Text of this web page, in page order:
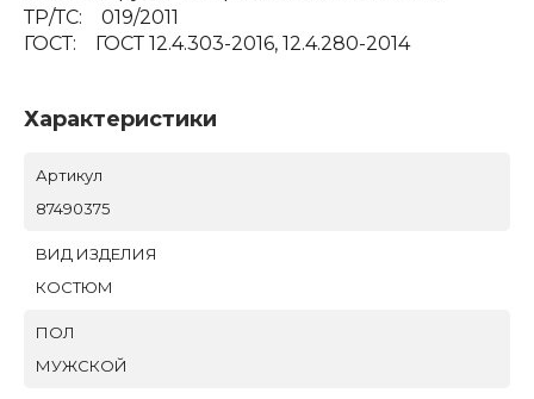
ТР/ТС: 019/2011
ГОСТ: ГОСТ 12.4.303-2016, 12.4.280-2014
Характеристики
Артикул
87490375
BИД ИЗДЕЛИЯ
КОСТЮМ
ПОЛ
МУЖСКОЙ